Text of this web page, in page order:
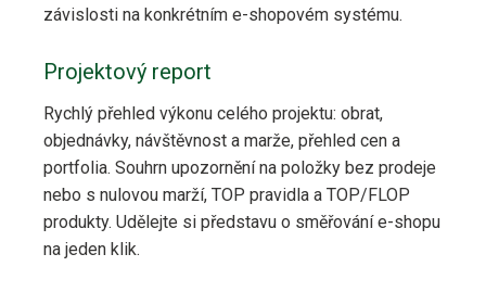
závislosti na konkrétním e-shopovém systému.
Projektový report
Rychlý přehled výkonu celého projektu: obrat,
objednávky, návštěvnost a marže, přehled cen a
portfolia. Souhrn upozornění na položky bez prodeje
nebo s nulovou marží, TOP pravidla a TOP/FLOP
produkty. Udělejte si představu o směřování e-shopu
na jeden klik.